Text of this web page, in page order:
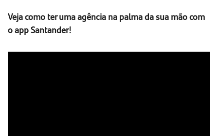
Veja como ter uma agência na palma da sua mão com
o app Santander!